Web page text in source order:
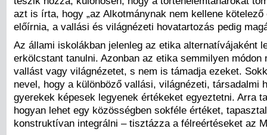
azt is írta, hogy „az Alkotmánynak nem kellene kötelező
előírnia, a vallási és világnézeti hovatartozás pedig
Az állami iskolákban jelenleg az etika alternatívájaként
erkölcstant tanulni. Azonban az etika semmilyen módon
vallást vagy világnézetet, s nem is támadja ezeket.
nevel, hogy a különböző vallási, világnézeti, társadalmi
gyerekek képesek legyenek értékeket egyeztetni. Arra
hogyan lehet egy közösségben sokféle értéket,
konstruktívan integrálni – tisztázza a félreértéseket az